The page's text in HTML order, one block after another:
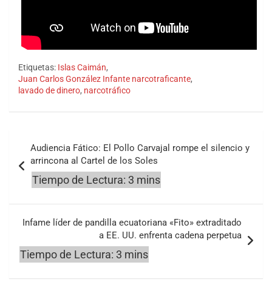
Etiquetas: Islas Caimán,
Juan Carlos González Infante narcotraficante,
lavado de dinero, narcotráfico
de
entradas
Audiencia Fático: El Pollo Carvajal rompe el silencio y
arrincona al Cartel de los Soles
Infame líder de pandilla ecuatoriana «Fito» extraditado
a EE. UU. enfrenta cadena perpetua